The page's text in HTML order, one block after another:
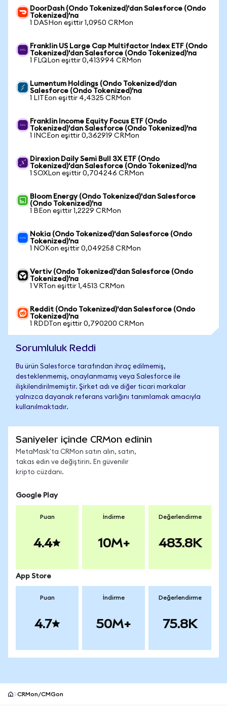
DoorDash (Ondo Tokenized)'dan Salesforce (Ondo
Tokenized)'na
1 DASHon eşittir 1,0950 CRMon
Franklin US Large Cap Multifactor Index ETF (Ondo
Tokenized)'dan Salesforce (Ondo Tokenized)'na
1 FLQLon eşittir 0,413994 CRMon
Lumentum Holdings (Ondo Tokenized)'dan
Salesforce (Ondo Tokenized)'na
1 LITEon eşittir 4,4325 CRMon
Franklin Income Equity Focus ETF (Ondo
Tokenized)'dan Salesforce (Ondo Tokenized)'na
1 INCEon eşittir 0,362919 CRMon
Direxion Daily Semi Bull 3X ETF (Ondo
Tokenized)'dan Salesforce (Ondo Tokenized)'na
1 SOXLon eşittir 0,704246 CRMon
Bloom Energy (Ondo Tokenized)'dan Salesforce
(Ondo Tokenized)'na
1 BEon eşittir 1,2229 CRMon
Nokia (Ondo Tokenized)'dan Salesforce (Ondo
Tokenized)'na
1 NOKon eşittir 0,049258 CRMon
Vertiv (Ondo Tokenized)'dan Salesforce (Ondo
Tokenized)'na
1 VRTon eşittir 1,4513 CRMon
Reddit (Ondo Tokenized)'dan Salesforce (Ondo
Tokenized)'na
1 RDDTon eşittir 0,790200 CRMon
Sorumluluk Reddi
Bu ürün Salesforce tarafından ihraç edilmemiş,
desteklenmemiş, onaylanmamış veya Salesforce ile
ilişkilendirilmemiştir. Şirket adı ve diğer ticari markalar
yalnızca dayanak referans varlığını tanımlamak amacıyla
kullanılmaktadır.
Saniyeler içinde CRMon edinin
MetaMask'ta CRMon satın alın, satın,
takas edin ve değiştirin. En güvenilir
kripto cüzdanı.
Google Play
Puan
4.4
İndirme
10M+
Değerlendirme
483.8K
App Store
Puan
4.7
İndirme
50M+
Değerlendirme
75.8K
CRMon/CMGon